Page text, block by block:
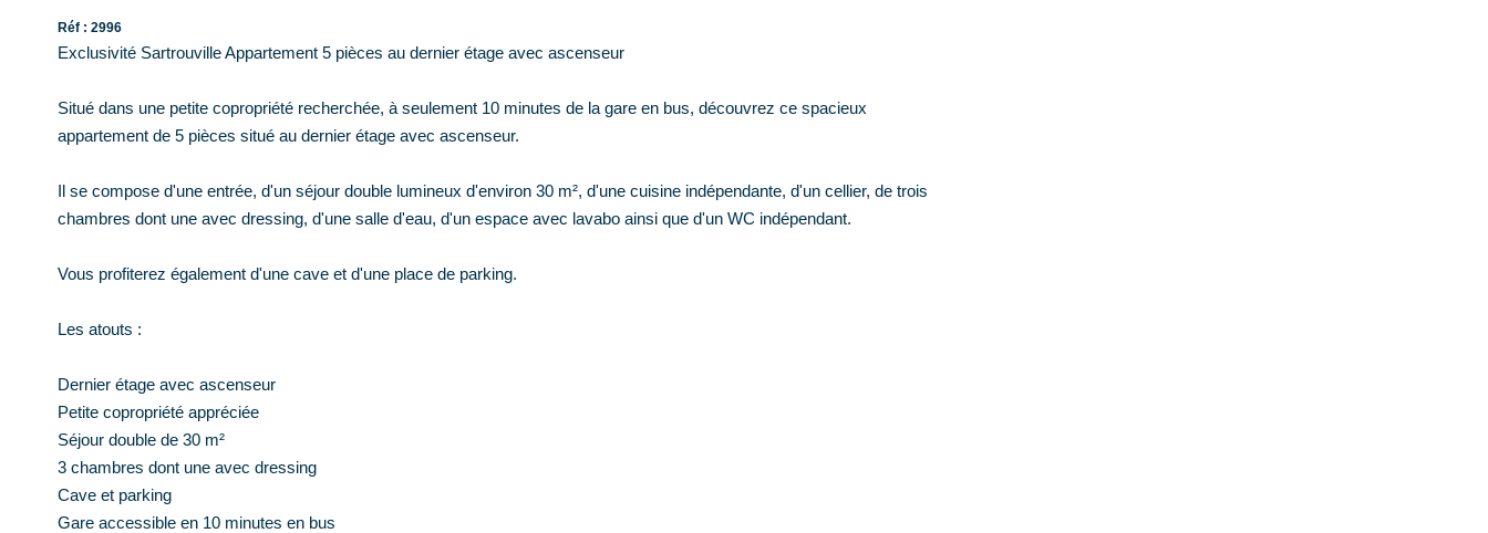
Réf : 2996
Exclusivité Sartrouville Appartement 5 pièces au dernier étage avec ascenseur
Situé dans une petite copropriété recherchée, à seulement 10 minutes de la gare en bus, découvrez ce spacieux
appartement de 5 pièces situé au dernier étage avec ascenseur.
Il se compose d'une entrée, d'un séjour double lumineux d'environ 30 m², d'une cuisine indépendante, d'un cellier, de trois
chambres dont une avec dressing, d'une salle d'eau, d'un espace avec lavabo ainsi que d'un WC indépendant.
Vous profiterez également d'une cave et d'une place de parking.
Les atouts :
Dernier étage avec ascenseur
Petite copropriété appréciée
Séjour double de 30 m²
3 chambres dont une avec dressing
Cave et parking
Gare accessible en 10 minutes en bus